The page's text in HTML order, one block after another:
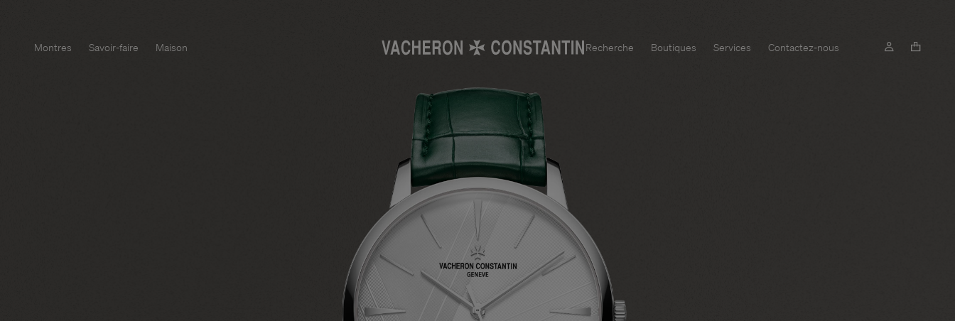
Montres Savoir-faire Maison Recherche Boutiques Services Contactez-nous